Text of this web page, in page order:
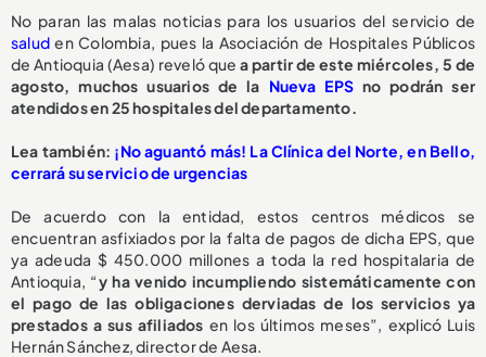
No paran las malas noticias para los usuarios del servicio de
salud en Colombia, pues la Asociación de Hospitales Públicos
de Antioquia (Aesa) reveló quea partir de este miércoles, 5 de
agosto, muchos usuarios de la Nueva EPS no podrán ser
atendidos en 25 hospitales del departamento.
Lea también: ¡No aguantó más! La Clínica del Norte, en Bello,
cerrará su servicio de urgencias
De acuerdo con la entidad, estos centros médicos se
encuentran asfixiados por la falta de pagos de dicha EPS, que
ya adeuda $ 450.000 millones a toda la red hospitalaria de
Antioquia, “y ha venido incumpliendo sistemáticamente con
el pago de las obligaciones derviadas de los servicios ya
prestados a sus afiliados en los últimos meses”, explicó Luis
Hernán Sánchez, director de Aesa.